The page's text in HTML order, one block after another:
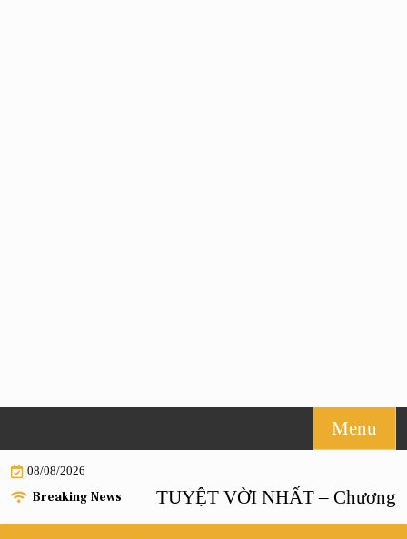
to
content
Menu
08/08/2026
Breaking News
HÔN NHÂN TUYỆT VỜI NHẤT – Chương 55 |